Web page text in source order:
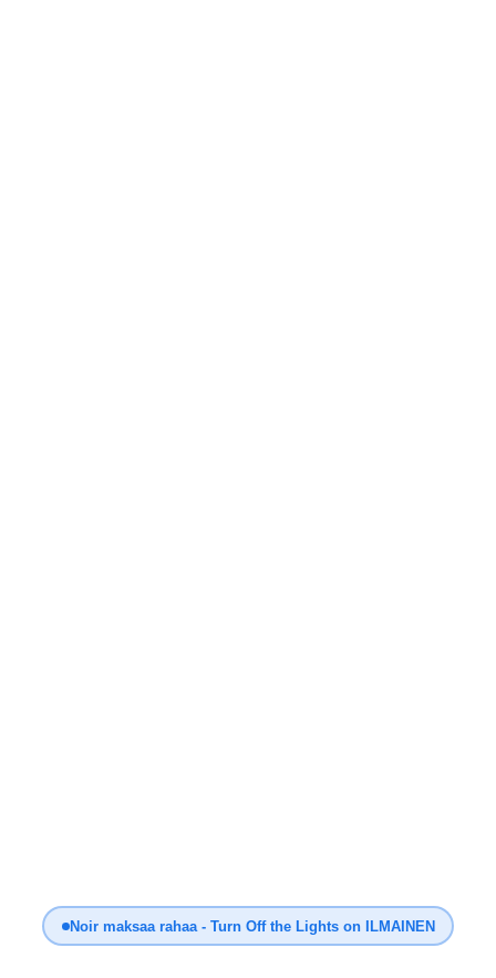
Noir maksaa rahaa - Turn Off the Lights on ILMAINEN